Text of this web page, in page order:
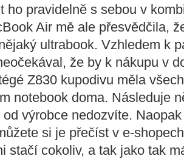
ho pravidelně s sebou v
Air mě ale přesvědčila,
ultrabook. Vzhledem k
že by k nákupu v
Z830 kupodivu měla
notebook doma. Následuje
od výrobce nedozvíte.
si je přečíst v e-
stačí cokoliv, a tak jako tak